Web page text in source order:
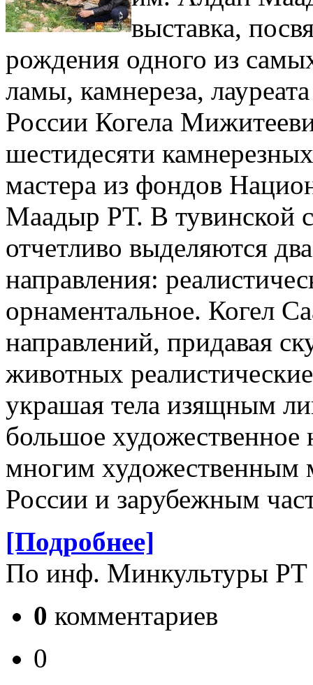
выставка,
рождения одного из
ламы, камнереза,
России Когела
шестидесяти
мастера из фондов
Маадыр РТ. В тувинской
отчетливо выделяются
направления:
орнаментальное. Когел
направлений, придавая
животных
украшая тела изящным
большое художественное
многим художественным
России и зарубежным
[Подробнее]
По инф. Минкультуры РТ
0 комментариев
0